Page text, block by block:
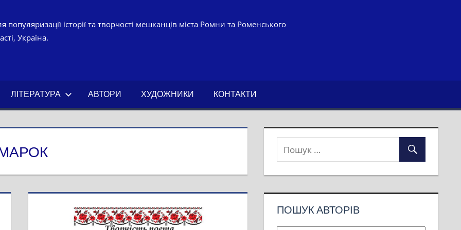
історії та творчості мешканців міста Ромни та Роменського
Україна.
ЛІТЕРАТУРА АВТОРИ ХУДОЖНИКИ КОНТАКТИ
ПОШУК АВТОРІВ